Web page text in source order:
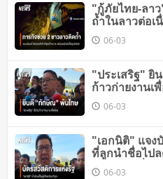
"กู้ภัยไทย-ลา
ถ้ำในลาวต่อเ
06-03
"ประเสริฐ"
ก้าวก่ายงานเ
06-03
"เอกนิติ" แจง
ที่ลูกนำชื่อไป
เดือดร้อนที่สุด
06-03